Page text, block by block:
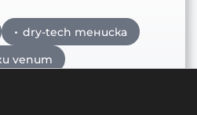
dry-tech тениска
venum